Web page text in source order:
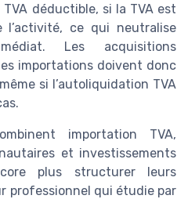
déductible, si la TVA est
ce qui neutralise
Les acquisitions
importations doivent donc
si l’autoliquidation TVA
importation TVA,
et investissements
plus structurer leurs
professionnel qui étudie par